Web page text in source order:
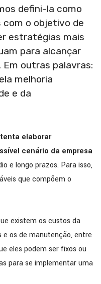
defini-la como
com o objetivo de
estratégias mais
para alcançar
outras palavras:
melhoria
e da
tenta elaborar
cenário da empresa
e longo prazos. Para isso,
que compõem o
existem os custos da
os de manutenção, entre
eles podem ser fixos ou
para se implementar uma